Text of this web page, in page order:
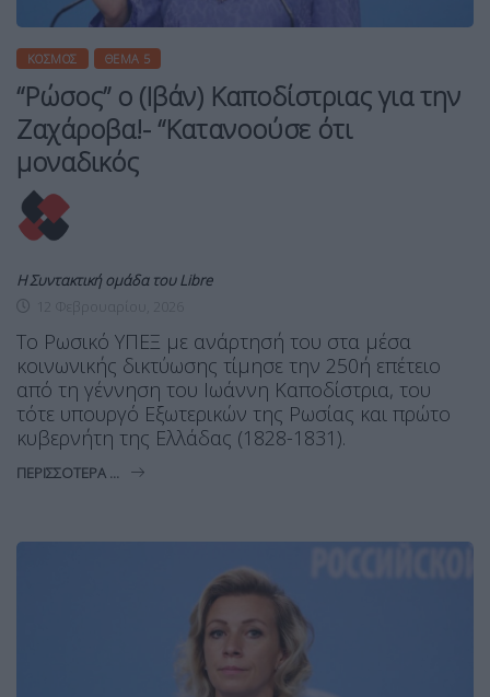
ΚΌΣΜΟΣ ΘΈΜΑ 5
“Ρώσος” ο (Ιβάν) Καποδίστριας για την
Ζαχάροβα!- “Κατανοούσε ότι
μοναδικός
Η Συντακτική ομάδα του Libre
Το Ρωσικό ΥΠΕΞ με ανάρτησή του στα μέσα
κοινωνικής δικτύωσης τίμησε την 250ή επέτειο
από τη γέννηση του Ιωάννη Καποδίστρια, του
τότε υπουργό Εξωτερικών της Ρωσίας και πρώτο
κυβερνήτη της Ελλάδας (1828-1831).
ΠΕΡΙΣΣΌΤΕΡΑ ...